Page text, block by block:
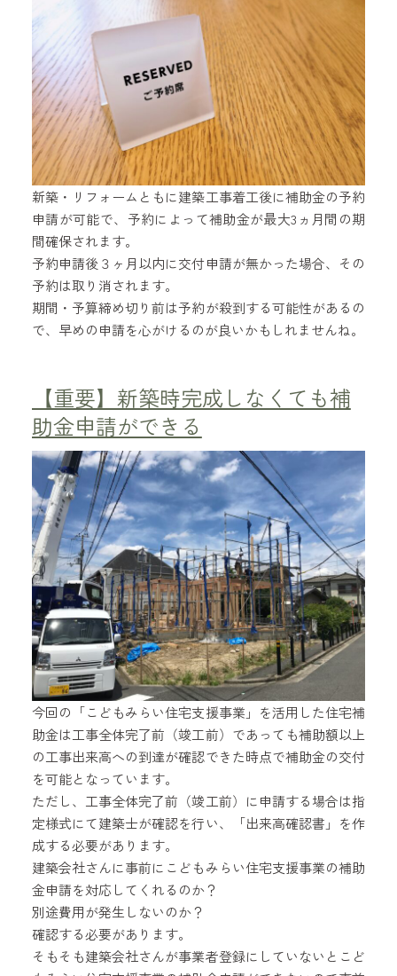
新築・リフォームともに建築工事着工後に補助金の予約
申請が可能で、予約によって補助金が最大3ヵ月間の期
間確保されます。
予約申請後３ヶ月以内に交付申請が無かった場合、その
予約は取り消されます。
期間・予算締め切り前は予約が殺到する可能性があるの
で、早めの申請を心がけるのが良いかもしれませんね。
【重要】新築時完成しなくても補
助金申請ができる
今回の「こどもみらい住宅支援事業」を活用した住宅補
助金は工事全体完了前（竣工前）であっても補助額以上
の工事出来高への到達が確認できた時点で補助金の交付
を可能となっています。
ただし、工事全体完了前（竣工前）に申請する場合は指
定様式にて建築士が確認を行い、「出来高確認書」を作
成する必要があります。
建築会社さんに事前にこどもみらい住宅支援事業の補助
金申請を対応してくれるのか？
別途費用が発生しないのか？
確認する必要があります。
そもそも建築会社さんが事業者登録にしていないとこど